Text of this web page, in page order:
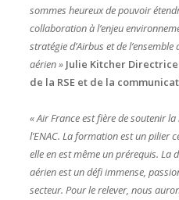
sommes heureux de pouvoir
collaboration à l’enjeu
stratégie d’Airbus et de
aérien » Julie Kitcher
de la RSE et de la
« Air France est fière de soutenir
l’ENAC. La formation est un pilier
elle en est même un prérequis.
aérien est un défi immense,
secteur. Pour le relever, nous